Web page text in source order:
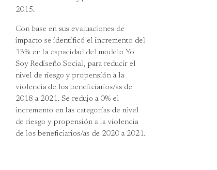
2015.
Con base en sus evaluaciones de
impacto se identificó el incremento del
13% en la capacidad del modelo Yo
Soy Rediseño Social, para reducir el
nivel de riesgo y propensión a la
violencia de los beneficiarios/as de
2018 a 2021. Se redujo a 0% el
incremento en las categorías de nivel
de riesgo y propensión a la violencia
de los beneficiarios/as de 2020 a 2021.